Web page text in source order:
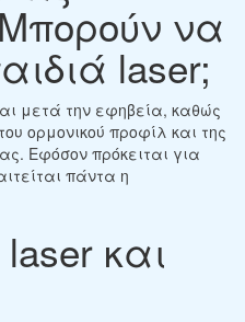
να
laser;
μετά την εφηβεία, καθώς
ορμονικού προφίλ και της
Εφόσον πρόκειται για
πάντα η
και